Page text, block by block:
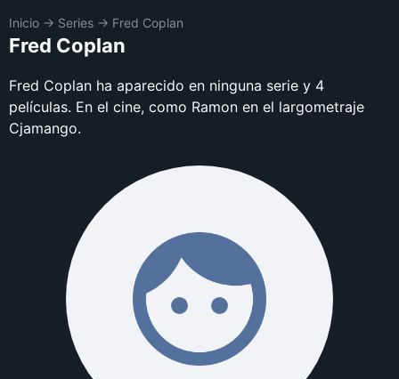
Inicio → Series → Fred Coplan
Fred Coplan
Fred Coplan ha aparecido en ninguna serie y 4
películas. En el cine, como Ramon en el largometraje
Cjamango.